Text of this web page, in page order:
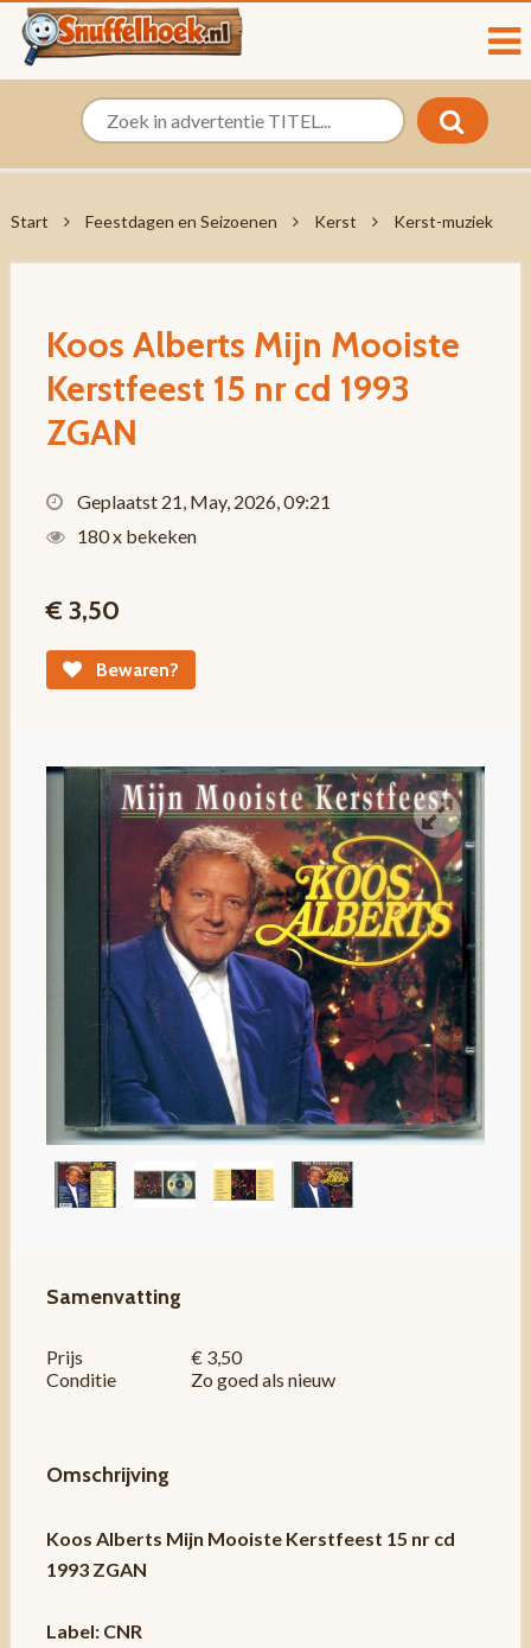
Start Feestdagen en Seizoenen Kerst Kerst-muziek
Koos Alberts Mijn Mooiste
Kerstfeest 15 nr cd 1993
ZGAN
Geplaatst 21, May, 2026, 09:21
180 x bekeken
€ 3,50
Bewaren?
Samenvatting
Prijs
€ 3,50
Conditie
Zo goed als nieuw
Omschrijving
Koos Alberts Mijn Mooiste Kerstfeest 15 nr cd
1993 ZGAN
Label: CNR